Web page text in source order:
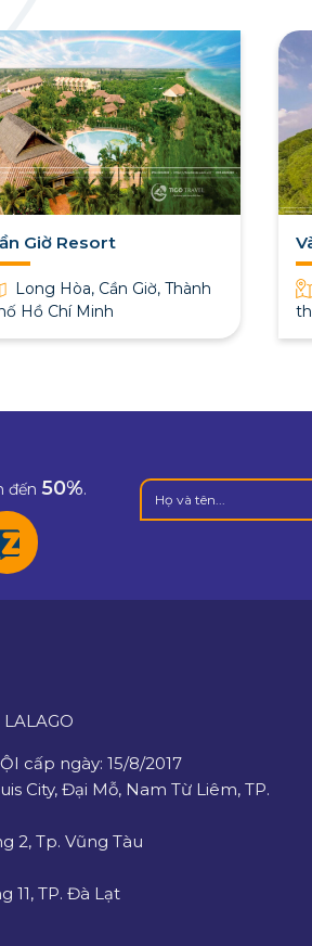
Giờ Resort
Long Hòa, Cần Giờ, Thành
Hồ Chí Minh
đến 50%.
cấp ngày: 15/8/2017
City, Đại Mỗ, Nam Từ Liêm, TP.
2, Tp. Vũng Tàu
11, TP. Đà Lạt